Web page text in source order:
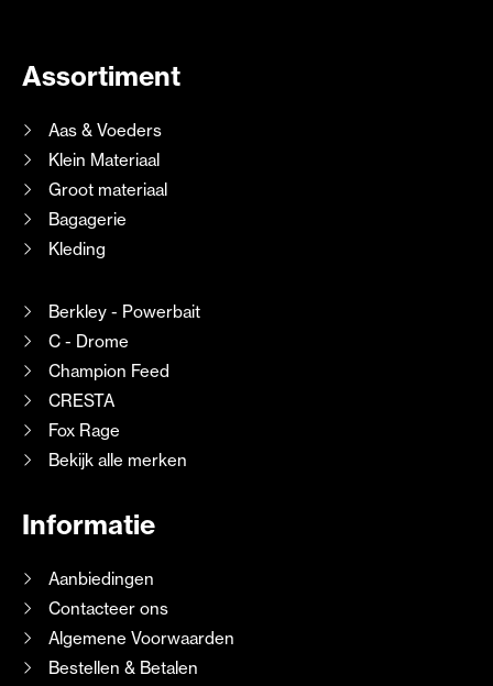
Assortiment
Aas & Voeders
Klein Materiaal
Groot materiaal
Bagagerie
Kleding
Berkley - Powerbait
C - Drome
Champion Feed
CRESTA
Fox Rage
Bekijk alle merken
Informatie
Aanbiedingen
Contacteer ons
Algemene Voorwaarden
Bestellen & Betalen